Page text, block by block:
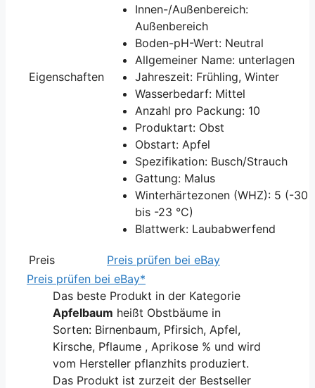
Eigenschaften
Innen-/Außenbereich:
Außenbereich
Boden-pH-Wert: Neutral
Allgemeiner Name: unterlagen
Jahreszeit: Frühling, Winter
Wasserbedarf: Mittel
Anzahl pro Packung: 10
Produktart: Obst
Obstart: Apfel
Spezifikation: Busch/Strauch
Gattung: Malus
Winterhärtezonen (WHZ): 5 (-30
bis -23 °C)
Blattwerk: Laubabwerfend
Preis
Preis prüfen bei eBay
Preis prüfen bei eBay*
Das beste Produkt in der Kategorie
Apfelbaum heißt Obstbäume in
Sorten: Birnenbaum, Pfirsich, Apfel,
Kirsche, Pflaume , Aprikose % und wird
vom Hersteller pflanzhits produziert.
Das Produkt ist zurzeit der Bestseller